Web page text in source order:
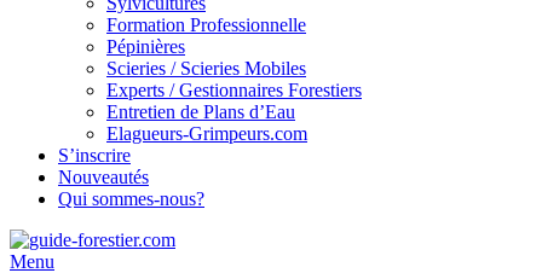
Formation Professionnelle
Pépinières
Scieries / Scieries Mobiles
Experts / Gestionnaires Forestiers
Entretien de Plans d’Eau
Elagueurs-Grimpeurs.com
S’inscrire
Nouveautés
Qui sommes-nous?
Menu